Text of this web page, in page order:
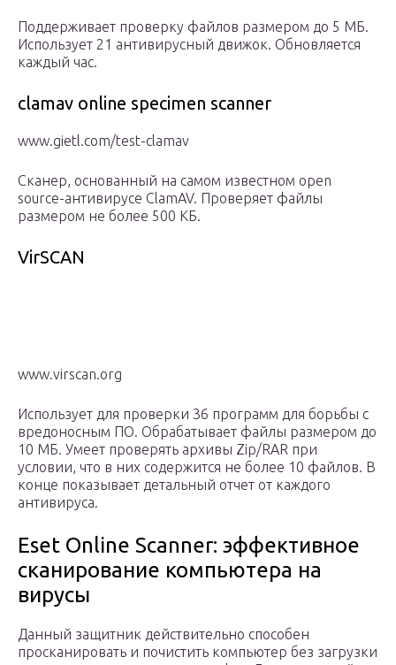
Поддерживает проверку файлов размером до 5 МБ.
Использует 21 антивирусный движок. Обновляется
каждый час.
clamav online specimen scanner
www.gietl.com/test-clamav
Сканер, основанный на самом известном open
source-антивирусе ClamAV. Проверяет файлы
размером не более 500 КБ.
VirSCAN
www.virscan.org
Использует для проверки 36 программ для борьбы с
вредоносным ПО. Обрабатывает файлы размером до
10 МБ. Умеет проверять архивы Zip/RAR при
условии, что в них содержится не более 10 файлов. В
конце показывает детальный отчет от каждого
антивируса.
Eset Online Scanner: эффективное
сканирование компьютера на
вирусы
Данный защитник действительно способен
просканировать и почистить компьютер без загрузки